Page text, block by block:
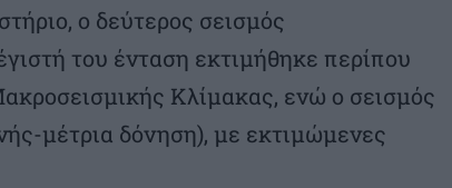
ο δεύτερος σεισμός
του ένταση εκτιμήθηκε περίπου
Κλίμακας, ενώ ο σεισμός
μέτρια δόνηση), με εκτιμώμενες